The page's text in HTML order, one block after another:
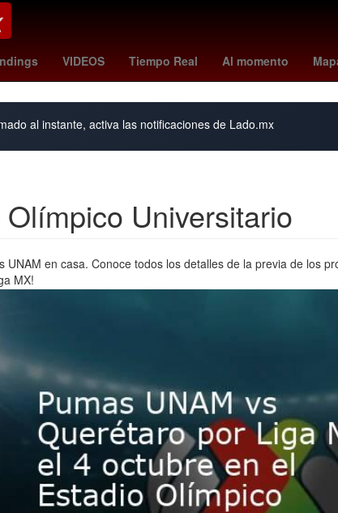
VIDEOS Tiempo Real Al momento
skarsgard columbus crew - pachuca Centroamérica
al instante, activa las notificaciones de Lado.mx
Universitario
UNAM en casa. Conoce todos los detalles de la previa de los
MX!